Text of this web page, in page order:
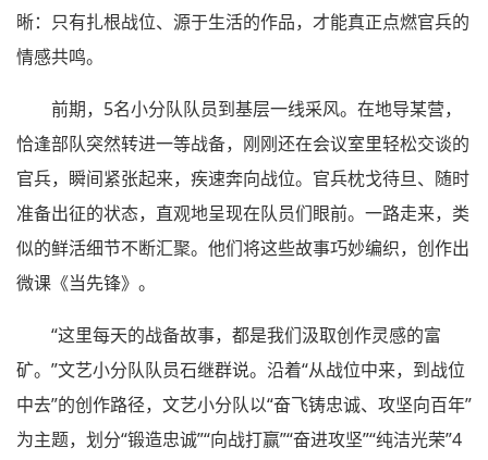
晰：只有扎根战位、源于生活的作品，才能真正点燃官兵的
情感共鸣。
前期，5名小分队队员到基层一线采风。在地导某营，
恰逢部队突然转进一等战备，刚刚还在会议室里轻松交谈的
官兵，瞬间紧张起来，疾速奔向战位。官兵枕戈待旦、随时
准备出征的状态，直观地呈现在队员们眼前。一路走来，类
似的鲜活细节不断汇聚。他们将这些故事巧妙编织，创作出
微课《当先锋》。
“这里每天的战备故事，都是我们汲取创作灵感的富
矿。”文艺小分队队员石继群说。沿着“从战位中来，到战位
中去”的创作路径，文艺小分队以“奋飞铸忠诚、攻坚向百年”
为主题，划分“锻造忠诚”“向战打赢”“奋进攻坚”“纯洁光荣”4